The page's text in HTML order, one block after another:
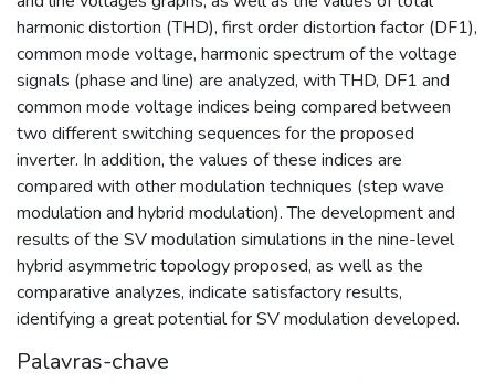
harmonic distortion (THD), first order distortion factor (DF1),
common mode voltage, harmonic spectrum of the voltage
signals (phase and line) are analyzed, with THD, DF1 and
common mode voltage indices being compared between
two different switching sequences for the proposed
inverter. In addition, the values of these indices are
compared with other modulation techniques (step wave
modulation and hybrid modulation). The development and
results of the SV modulation simulations in the nine-level
hybrid asymmetric topology proposed, as well as the
comparative analyzes, indicate satisfactory results,
identifying a great potential for SV modulation developed.
Palavras-chave